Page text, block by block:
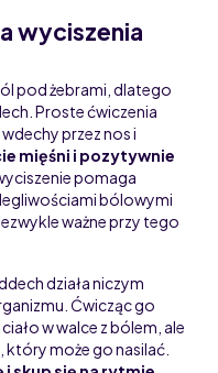
wyciszenia
pod żebrami, dlatego
Proste ćwiczenia
przez nos i
mięśni i pozytywnie
pomaga
bólowymi
ważne przy tego
działa niczym
Ćwicząc go
w walce z bólem, ale
który może go nasilać.